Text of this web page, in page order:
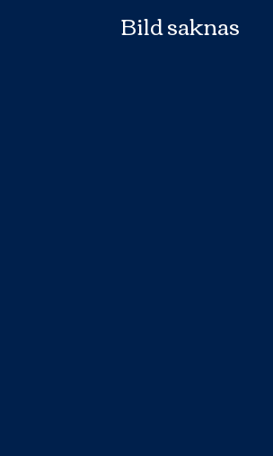
Bild saknas